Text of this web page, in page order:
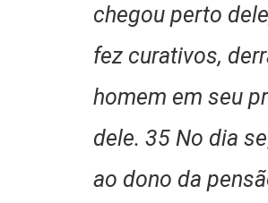
chegou perto
fez curativos,
homem em seu
dele. 35 No dia
ao dono da